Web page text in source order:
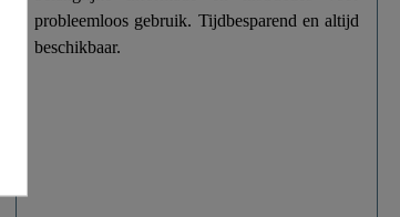
probleemloos gebruik. Tijdbesparend en altijd
beschikbaar.